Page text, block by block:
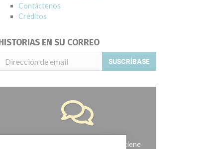
Contáctenos
Créditos
HISTORIAS EN SU CORREO
SUSCRÍBASE
¿Trabaja en la industria médica? ¿O tiene